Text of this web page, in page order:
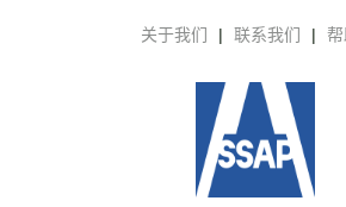
关于我们 | 联系我们 |